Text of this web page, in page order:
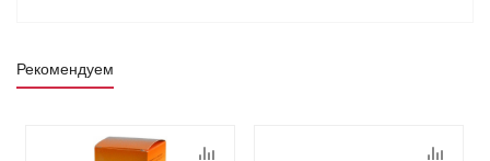
Рекомендуем